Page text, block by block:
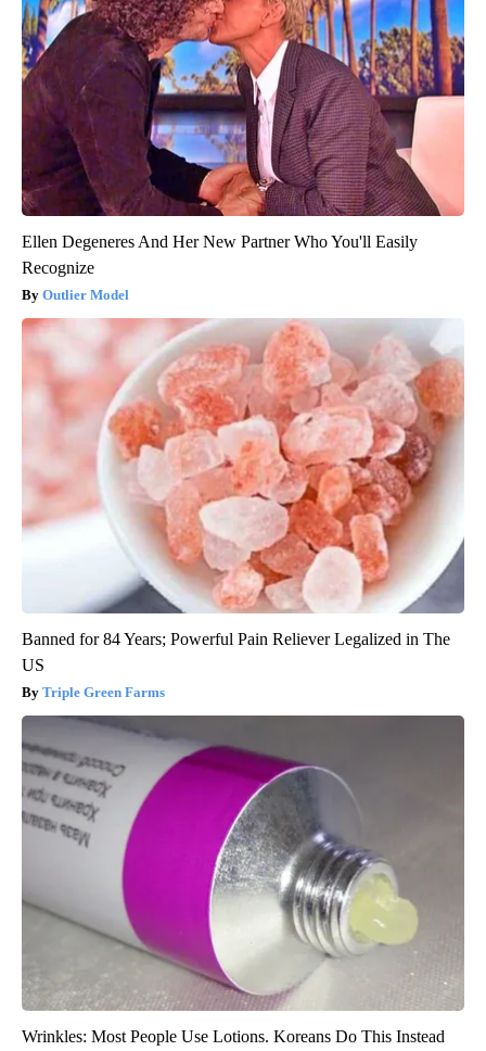
Ellen Degeneres And Her New Partner Who You'll Easily
Recognize
Outlier Model
Banned for 84 Years; Powerful Pain Reliever Legalized in The
US
Triple Green Farms
Wrinkles: Most People Use Lotions. Koreans Do This Instead